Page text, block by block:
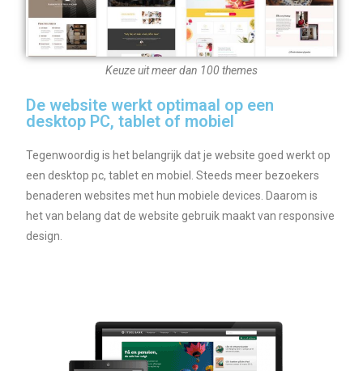
Keuze uit meer dan 100 themes
De website werkt optimaal op een
desktop PC, tablet of mobiel
Tegenwoordig is het belangrijk dat je website goed werkt op
een desktop pc, tablet en mobiel. Steeds meer bezoekers
benaderen websites met hun mobiele devices. Daarom is
het van belang dat de website gebruik maakt van responsive
design.